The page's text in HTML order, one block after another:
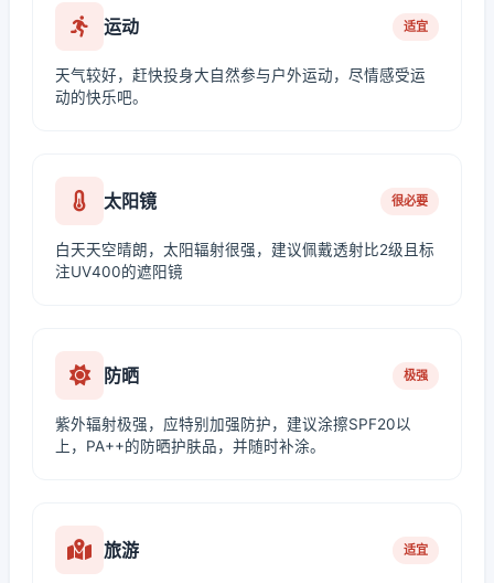
运动 适宜
天气较好，赶快投身大自然参与户外运动，尽情感受运
动的快乐吧。
太阳镜 很必要
白天天空晴朗，太阳辐射很强，建议佩戴透射比2级且标
注UV400的遮阳镜
防晒 极强
紫外辐射极强，应特别加强防护，建议涂擦SPF20以
上，PA++的防晒护肤品，并随时补涂。
旅游 适宜